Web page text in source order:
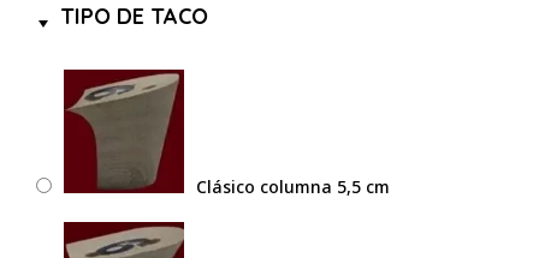
TIPO DE TACO
Clásico columna 5,5 cm